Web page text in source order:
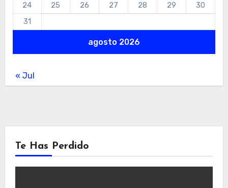
agosto 2026
24
25 26 27 28 29
30
31
« Jul
Te Has Perdido